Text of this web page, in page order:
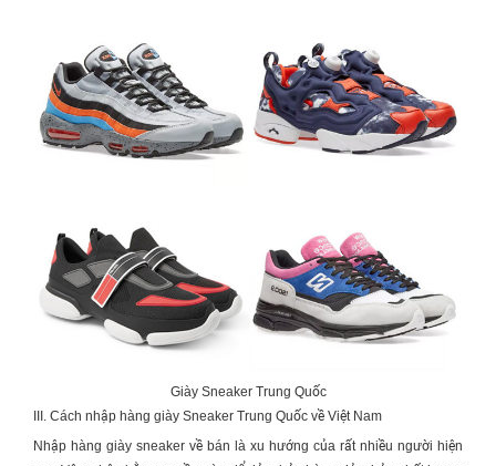
Giày Sneaker Trung Quốc
III. Cách nhập hàng giày Sneaker Trung Quốc về Việt Nam
Nhập hàng giày sneaker về bán là xu hướng của rất nhiều người hiện